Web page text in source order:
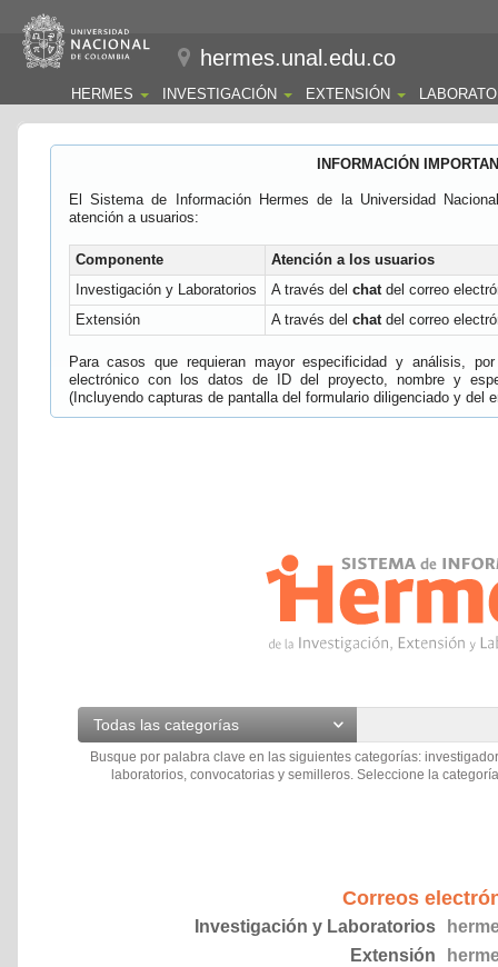
hermes.unal.edu.co
HERMES INVESTIGACIÓN EXTENSIÓN
INFORMACIÓN
El Sistema de Información Hermes de la Universidad
atención a usuarios:
Componente
Atención a los usuarios
Investigación y Laboratorios
A través del chatdel correo
Extensión
A través del chatdel correo
Para casos que requieran mayor especificidad y análisis,
electrónico con los datos de ID del proyecto, nombre y
(Incluyendo capturas de pantalla del formulario diligenciado y del
Todas las categorías
Busque por palabra clave en las siguientes categorías:
laboratorios, convocatorias y semilleros. Seleccione la
Correos
Investigación y Laboratorios
Extensión